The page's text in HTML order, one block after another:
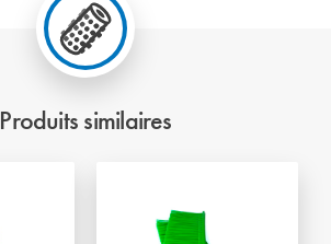
Produits similaires